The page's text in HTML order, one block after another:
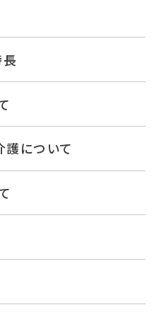
長
について